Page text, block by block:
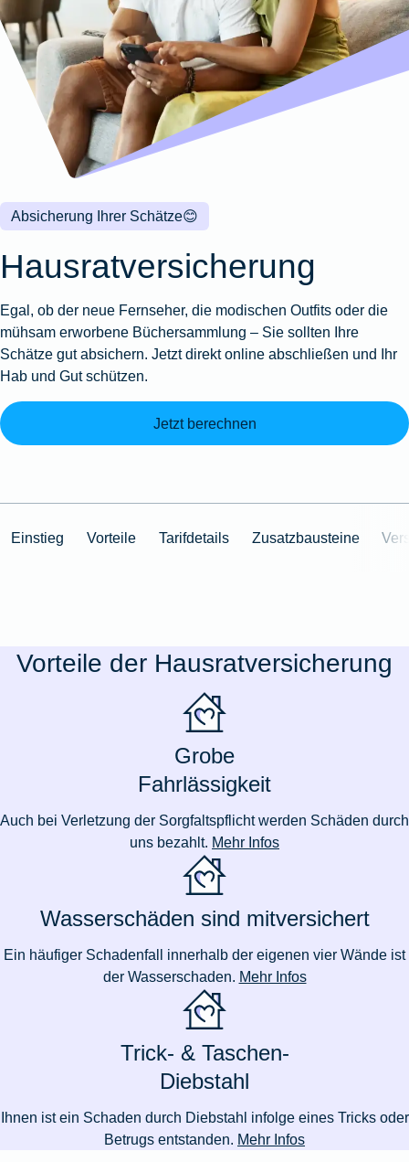
Wohnungsschutzbrief
Zur
Produktübersicht
Gewässerschadenhaftpflicht
Zur
Produktübersicht
Zur
Produktübersicht
Reisehaftpflichtversicherung
Reiserücktrittsversicherung
Zur
Produktübersicht
Zur
Produktübersicht
Zur
Produktübersicht
Zur
Produktübersicht
Montageversicherung
Zur
Produktübersicht
Gruppenunfall für
Betriebe
Gruppenunfall für
Vereine
Produktübersicht
Kunstversicherung
Ausstellungsversicherung
Valorenversicherung
Oldtimersammlungsversicherung
Zur
😊
Absicherung Ihrer Schätze
Hausratversicherung
Egal, ob der neue Fernseher, die modischen Outfits oder die
mühsam erworbene Büchersammlung – Sie sollten Ihre
Schätze gut absichern. Jetzt direkt online abschließen und Ihr
Hab und Gut schützen.
Jetzt berechnen
Einstieg Vorteile Tarifdetails Zusatzbausteine
Vorteile der Hausratversicherung
Grobe
Fahrlässigkeit
Auch bei Verletzung der Sorgfaltspflicht werden Schäden durch
uns bezahlt. Mehr Infos
Wasserschäden sind mitversichert
Ein häufiger Schadenfall innerhalb der eigenen vier Wände ist
der Wasserschaden. Mehr Infos
Trick- & Taschen-
Diebstahl
Ihnen ist ein Schaden durch Diebstahl infolge eines Tricks oder
Betrugs entstanden. Mehr Infos